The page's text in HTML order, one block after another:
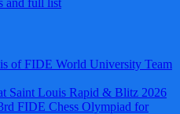
of FIDE World University Team
Saint Louis Rapid & Blitz 2026
FIDE Chess Olympiad for